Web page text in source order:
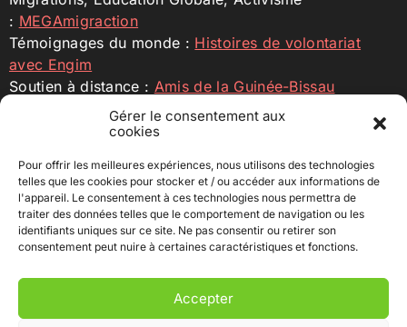
Gérer le consentement aux
cookies
Pour offrir les meilleures expériences, nous utilisons des technologies
telles que les cookies pour stocker et / ou accéder aux informations de
l'appareil. Le consentement à ces technologies nous permettra de
traiter des données telles que le comportement de navigation ou les
identifiants uniques sur ce site. Ne pas consentir ou retirer son
consentement peut nuire à certaines caractéristiques et fonctions.
Accepter
: MEGAmigraction
Témoignages du monde : Histoires de volontariat
avec Engim
Soutien à distance : Amis de la Guinée-Bissau
Engim Internazionale :
ENGIM ONG
Soutenez-nous
Faire un don pour soutenir nos cellules et donner de
entrepreneurs dans les pays où nous opérons.
c/c au nom de ENGIM – Ente Nazionale Giuseppini del